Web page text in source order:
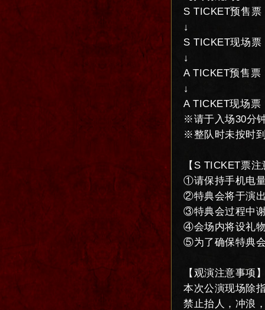
S TICKET预售票
↓
S TICKET现场票
↓
A TICKET预售票
↓
A TICKET现场票
※请于入场30分
※整队时未按时
【S TICKET票
①请保持手机电
②特典会将于演
③特典会过程中
④会场内将设礼
⑤为了确保特典
【观演注意事项
本次公演现场除
禁止抬人，冲浪